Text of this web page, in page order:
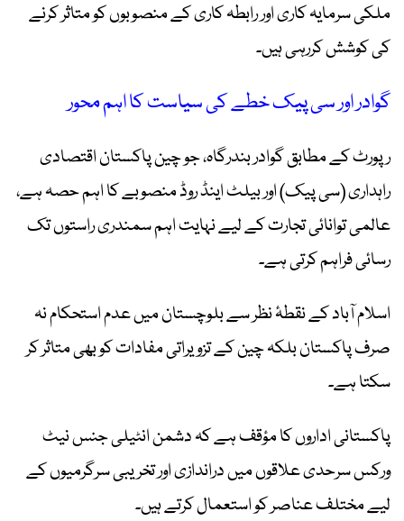
ملکی سرمایہ کاری اور رابطہ کاری کے منصوبوں کو متاثر کرنے
کی کوشش کررہی ہیں۔
گوادر اور سی پیک خطے کی سیاست کا اہم محور
رپورٹ کے مطابق گوادر بندرگاہ، جو چین پاکستان اقتصادی
راہداری (سی پیک) اور بیلٹ اینڈ روڈ منصوبے کا اہم حصہ ہے،
عالمی توانائی تجارت کے لیے نہایت اہم سمندری راستوں تک
رسائی فراہم کرتی ہے۔
اسلام آباد کے نقطۂ نظر سے بلوچستان میں عدم استحکام نہ
صرف پاکستان بلکہ چین کے تزویراتی مفادات کو بھی متاثر کر
سکتا ہے۔
پاکستانی اداروں کا مؤقف ہے کہ دشمن انٹیلی جنس نیٹ
ورکس سرحدی علاقوں میں دراندازی اور تخریبی سرگرمیوں کے
لیے مختلف عناصر کو استعمال کرتے ہیں۔